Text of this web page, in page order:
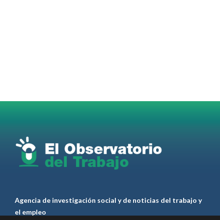
RT@casdcamioneros
1 1 Twitter
Agencia de investigación social y de noticias del trabajo y
el empleo